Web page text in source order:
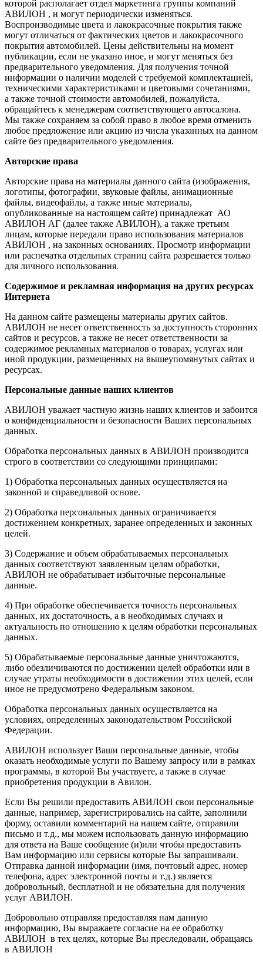
которой располагает отдел маркетинга группы компаний
АВИЛОН , и могут периодически изменяться.
Воспроизводимые цвета и лакокрасочные покрытия также
могут отличаться от фактических цветов и лакокрасочного
покрытия автомобилей. Цены действительны на момент
публикации, если не указано иное, и могут меняться без
предварительного уведомления. Для получения точной
информации о наличии моделей с требуемой комплектацией,
техническими характеристиками и цветовыми сочетаниями,
а также точной стоимости автомобилей, пожалуйста,
обращайтесь к менеджерам соответствующего автосалона.
Мы также сохраняем за собой право в любое время отменить
любое предложение или акцию из числа указанных на данном
сайте без предварительного уведомления.
Авторские права
Авторские права на материалы данного сайта (изображения,
логотипы, фотографии, звуковые файлы, анимационные
файлы, видеофайлы, а также иные материалы,
опубликованные на настоящем сайте) принадлежат АО
АВИЛОН АГ (далее также АВИЛОН), а также третьим
лицам, которые передали право использования материалов
АВИЛОН , на законных основаниях. Просмотр информации
или распечатка отдельных страниц сайта разрешается только
для личного использования.
Содержимое и рекламная информация на других ресурсах
Интернета
На данном сайте размещены материалы других сайтов.
АВИЛОН не несет ответственность за доступность сторонних
сайтов и ресурсов, а также не несет ответственности за
содержимое рекламных материалов о товарах, услугах или
иной продукции, размещенных на вышеупомянутых сайтах и
ресурсах.
Персональные данные наших клиентов
АВИЛОН уважает частную жизнь наших клиентов и забоится
о конфиденциальности и безопасности Ваших персональных
данных.
Обработка персональных данных в АВИЛОН производится
строго в соответствии со следующими принципами:
1) Обработка персональных данных осуществляется на
законной и справедливой основе.
2) Обработка персональных данных ограничивается
достижением конкретных, заранее определенных и законных
целей.
3) Содержание и объем обрабатываемых персональных
данных соответствуют заявленным целям обработки,
АВИЛОН не обрабатывает избыточные персональные
данные.
4) При обработке обеспечивается точность персональных
данных, их достаточность, а в необходимых случаях и
актуальность по отношению к целям обработки персональных
данных.
5) Обрабатываемые персональные данные уничтожаются,
либо обезличиваются по достижении целей обработки или в
случае утраты необходимости в достижении этих целей, если
иное не предусмотрено Федеральным законом.
Обработка персональных данных осуществляется на
условиях, определенных законодательством Российской
Федерации.
АВИЛОН использует Ваши персональные данные, чтобы
оказать необходимые услуги по Вашему запросу или в рамках
программы, в которой Вы участвуете, а также в случае
приобретения продукции в Авилон.
Если Вы решили предоставить АВИЛОН свои персональные
данные, например, зарегистрировались на сайте, заполнили
форму, оставили комментарий на нашем сайте, отправили
письмо и т.д., мы можем использовать данную информацию
для ответа на Ваше сообщение (и)или чтобы предоставить
Вам информацию или сервисы которые Вы запрашивали.
Отправка данной информации (имя, почтовый адрес, номер
телефона, адрес электронной почты и т.д.) является
добровольный, бесплатной и не обязательна для получения
услуг АВИЛОН.
Добровольно отправляя предоставляя нам данную
информацию, Вы выражаете согласие на ее обработку
АВИЛОН в тех целях, которые Вы преследовали, обращаясь
в АВИЛОН